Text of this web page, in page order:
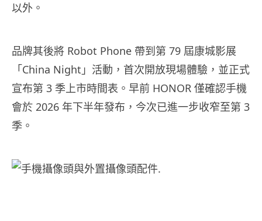
以外。
品牌其後將 Robot Phone 帶到第 79 屆康城影展
「China Night」活動，首次開放現場體驗，並正式
宣布第 3 季上市時間表。早前 HONOR 僅確認手機
會於 2026 年下半年發布，今次已進一步收窄至第 3
季。